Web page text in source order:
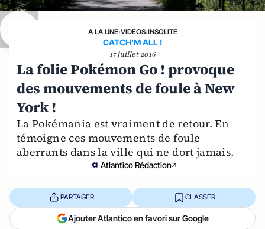
A LA UNE›VIDÉOS›INSOLITE
CATCH'M ALL !
17 juillet 2016
La folie Pokémon Go ! provoque
des mouvements de foule à New
York !
La Pokémania est vraiment de retour. En
témoigne ces mouvements de foule
aberrants dans la ville qui ne dort jamais.
Atlantico Rédaction
PARTAGER CLASSER
Ajouter Atlantico en favori sur Google